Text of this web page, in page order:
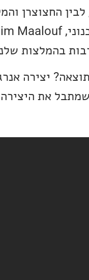
והמלחין
ממוצא לבנוני, Ibrahim Maalouf,
שלנו.
אנרגטית עם
בקצת